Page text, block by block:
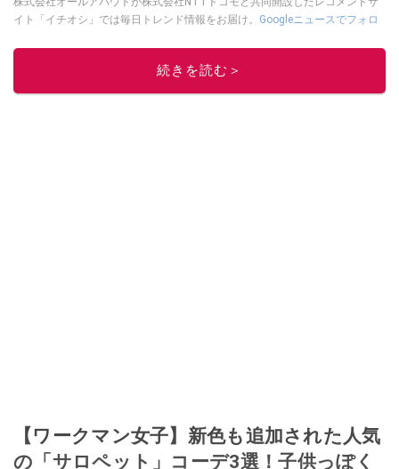
イト「イチオシ」では毎日トレンド情報をお届け。 Googleニュースでフォロ
このイチオシストの他の記事を読む
続きを読む＞
【ワークマン女子】新色も追加された人気
の「サロペット」コーデ3選！子供っぽく